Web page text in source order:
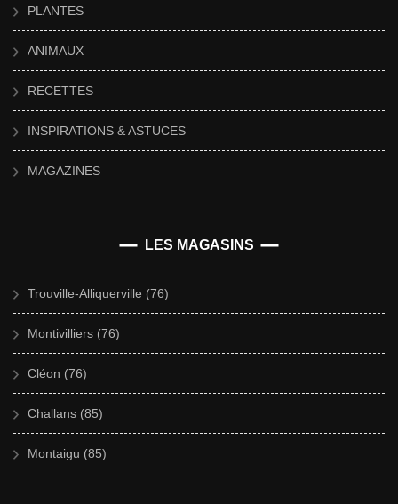
PLANTES
ANIMAUX
RECETTES
INSPIRATIONS & ASTUCES
MAGAZINES
LES MAGASINS
Trouville-Alliquerville (76)
Montivilliers (76)
Cléon (76)
Challans (85)
Montaigu (85)